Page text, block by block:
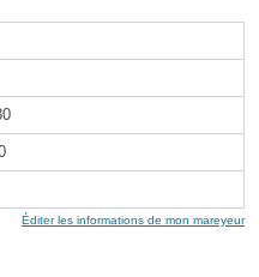
Éditer les informations de mon mareyeur